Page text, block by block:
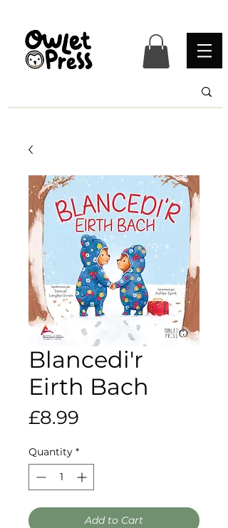
Blancedi'r
Eirth Bach
£8.99
Quantity *
Add to Cart